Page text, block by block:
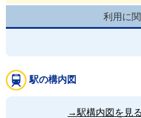
利用に
駅の構内図
→駅構内図を見